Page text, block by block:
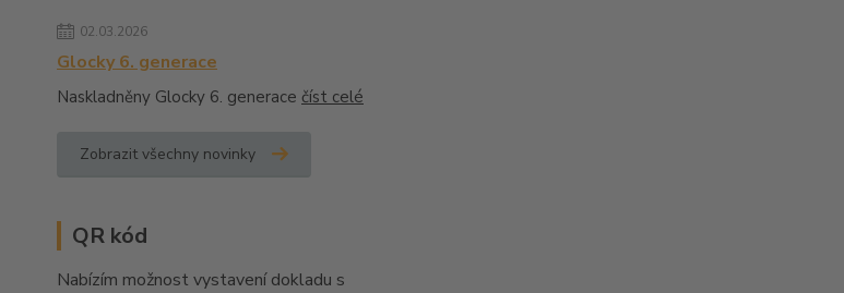
02.03.2026
Glocky 6. generace
Naskladněny Glocky 6. generace číst celé
Zobrazit všechny novinky
QR kód
Nabízím možnost vystavení dokladu s